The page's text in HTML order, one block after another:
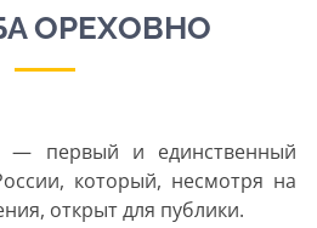
ОРЕХОВНО
— первый и единственный
который, несмотря на
открыт для публики.